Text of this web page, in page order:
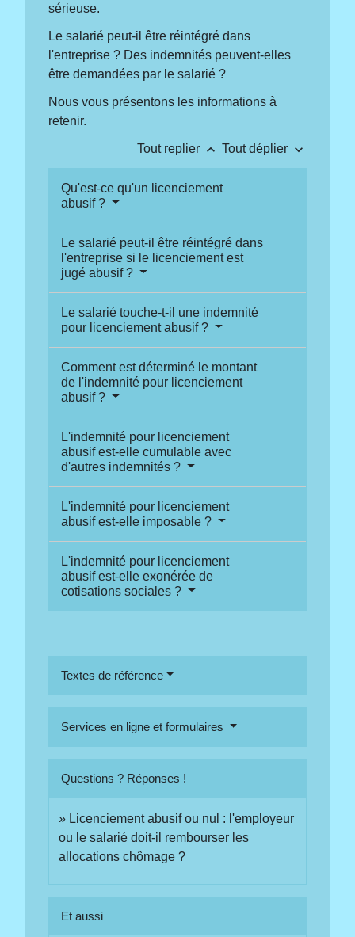
sérieuse.
Le salarié peut-il être réintégré dans
l'entreprise ? Des indemnités peuvent-elles
être demandées par le salarié ?
Nous vous présentons les informations à
retenir.
Tout replier keyboard_arrow_up Tout déplier keyboard_arrow_down
Qu'est-ce qu'un licenciement
abusif ?
Le salarié peut-il être réintégré dans
l'entreprise si le licenciement est
jugé abusif ?
Le salarié touche-t-il une indemnité
pour licenciement abusif ?
Comment est déterminé le montant
de l'indemnité pour licenciement
abusif ?
L'indemnité pour licenciement
abusif est-elle cumulable avec
d'autres indemnités ?
L'indemnité pour licenciement
abusif est-elle imposable ?
L'indemnité pour licenciement
abusif est-elle exonérée de
cotisations sociales ?
Textes de référence
Services en ligne et formulaires
Questions ? Réponses !
Licenciement abusif ou nul : l'employeur
ou le salarié doit-il rembourser les
allocations chômage ?
Et aussi